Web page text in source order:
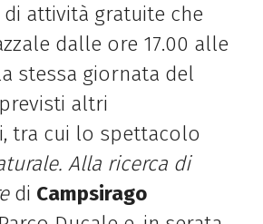
attività gratuite che
dalle ore 17.00 alle
stessa giornata del
altri
tra cui lo spettacolo
Alla ricerca di
di Campsirago